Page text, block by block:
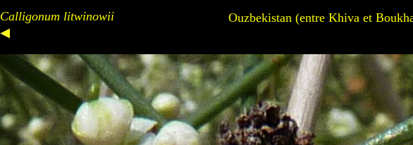
Calligonum litwinowii Ouzbekistan (entre Khiva et